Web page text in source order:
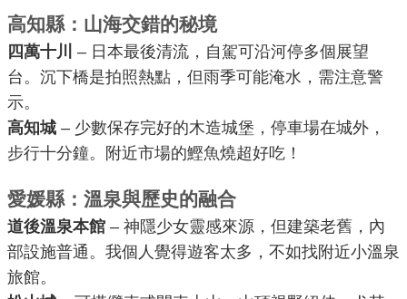
高知縣：山海交錯的秘境
四萬十川 – 日本最後清流，自駕可沿河停多個展望
台。沉下橋是拍照熱點，但雨季可能淹水，需注意警
示。
高知城 – 少數保存完好的木造城堡，停車場在城外，
步行十分鐘。附近市場的鰹魚燒超好吃！
愛媛縣：溫泉與歷史的融合
道後溫泉本館 – 神隱少女靈感來源，但建築老舊，內
部設施普通。我個人覺得遊客太多，不如找附近小溫泉
旅館。